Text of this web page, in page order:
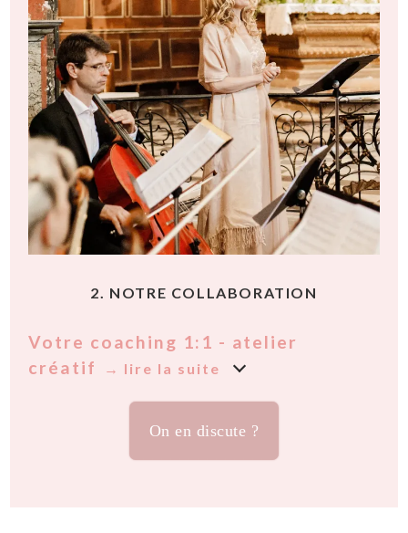
2. NOTRE COLLABORATION
Votre coaching 1:1 - atelier
créatif
On en discute ?